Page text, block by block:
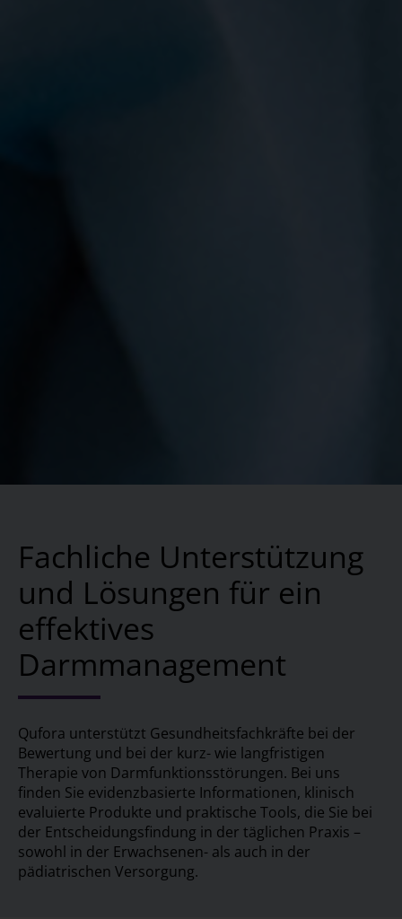
Fachliche Unterstützung
und Lösungen für ein
effektives
Darmmanagement
Qufora unterstützt Gesundheitsfachkräfte bei der
Bewertung und bei der kurz- wie langfristigen
Therapie von Darmfunktionsstörungen. Bei uns
finden Sie evidenzbasierte Informationen, klinisch
evaluierte Produkte und praktische Tools, die Sie bei
der Entscheidungsfindung in der täglichen Praxis –
sowohl in der Erwachsenen- als auch in der
pädiatrischen Versorgung.